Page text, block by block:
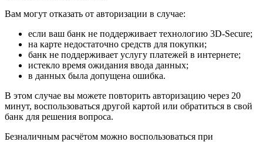
Вам могут отказать от авторизации в случае:
если ваш банк не поддерживает технологию 3D-Secure;
на карте недостаточно средств для покупки;
банк не поддерживает услугу платежей в интернете;
истекло время ожидания ввода данных;
в данных была допущена ошибка.
В этом случае вы можете повторить авторизацию через 20
минут, воспользоваться другой картой или обратиться в свой
банк для решения вопроса.
Безналичным расчётом можно воспользоваться при